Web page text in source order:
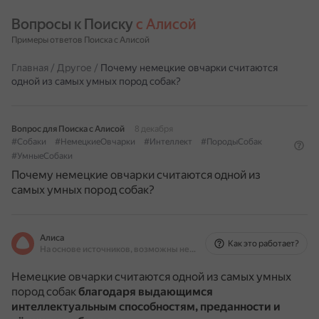
Вопросы к Поиску с Алисой
Примеры ответов Поиска с Алисой
Главная / Другое / Почему немецкие овчарки считаются
одной из самых умных пород собак?
Вопрос для Поиска с Алисой
8 декабря
#Собаки
#НемецкиеОвчарки #Интеллект
#ПородыСобак
#УмныеСобаки
Почему немецкие овчарки считаются одной из
самых умных пород собак?
Алиса
На основе источников, возможны неточности
Как это работает?
Немецкие овчарки считаются одной из самых умных
пород собакблагодаря выдающимся
интеллектуальным способностям, преданности и